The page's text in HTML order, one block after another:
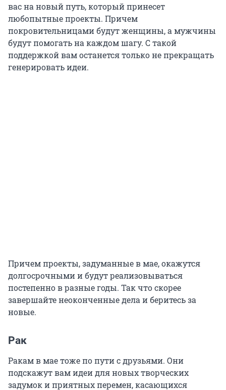
вас на новый путь, который принесет
любопытные проекты. Причем
покровительницами будут женщины, а мужчины
будут помогать на каждом шагу. С такой
поддержкой вам останется только не прекращать
генерировать идеи.
Причем проекты, задуманные в мае, окажутся
долгосрочными и будут реализовываться
постепенно в разные годы. Так что скорее
завершайте неоконченные дела и беритесь за
новые.
Рак
Ракам в мае тоже по пути с друзьями. Они
подскажут вам идеи для новых творческих
задумок и приятных перемен, касающихся